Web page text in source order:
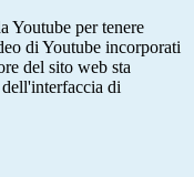
Youtube per tenere
di Youtube incorporati
del sito web sta
di